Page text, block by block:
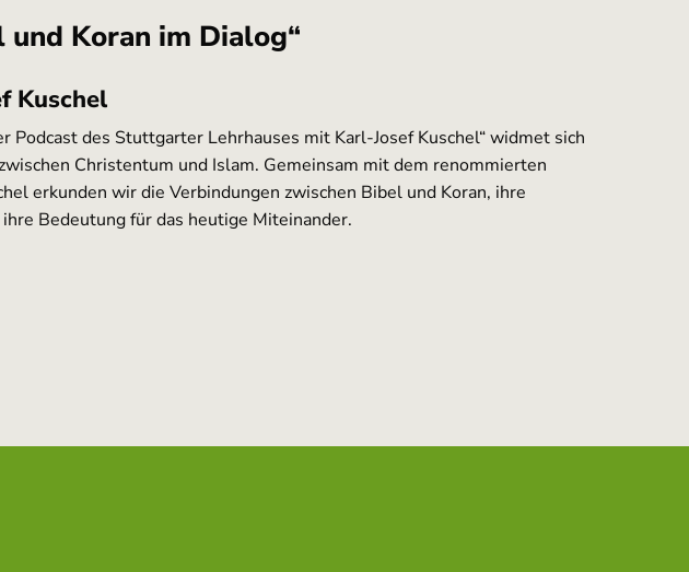
und Koran im Dialog“
Kuschel
Podcast des Stuttgarter Lehrhauses mit Karl-Josef Kuschel“ widmet sich
Christentum und Islam. Gemeinsam mit dem renommierten
erkunden wir die Verbindungen zwischen Bibel und Koran, ihre
Bedeutung für das heutige Miteinander.